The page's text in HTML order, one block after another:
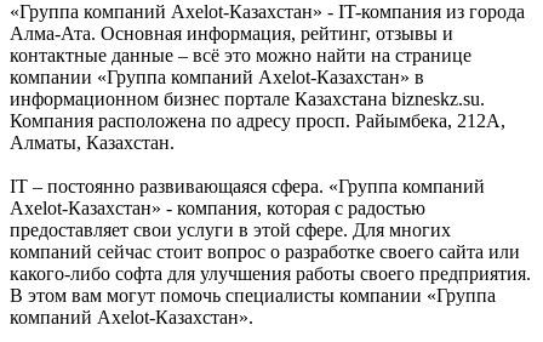
«Группа компаний Axelot-Казахстан» - IT-компания из города
Алма-Ата. Основная информация, рейтинг, отзывы и
контактные данные – всё это можно найти на странице
компании «Группа компаний Axelot-Казахстан» в
информационном бизнес портале Казахстана bizneskz.su.
Компания расположена по адресу просп. Райымбека, 212А,
Алматы, Казахстан.
IT – постоянно развивающаяся сфера. «Группа компаний
Axelot-Казахстан» - компания, которая с радостью
предоставляет свои услуги в этой сфере. Для многих
компаний сейчас стоит вопрос о разработке своего сайта или
какого-либо софта для улучшения работы своего предприятия.
В этом вам могут помочь специалисты компании «Группа
компаний Axelot-Казахстан».